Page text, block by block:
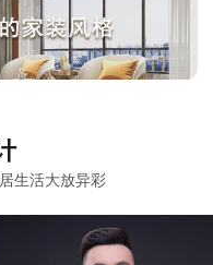
生活大放异彩